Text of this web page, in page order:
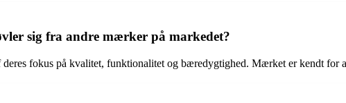
sig fra andre mærker på markedet?
fokus på kvalitet, funktionalitet og bæredygtighed. Mærket er kendt for